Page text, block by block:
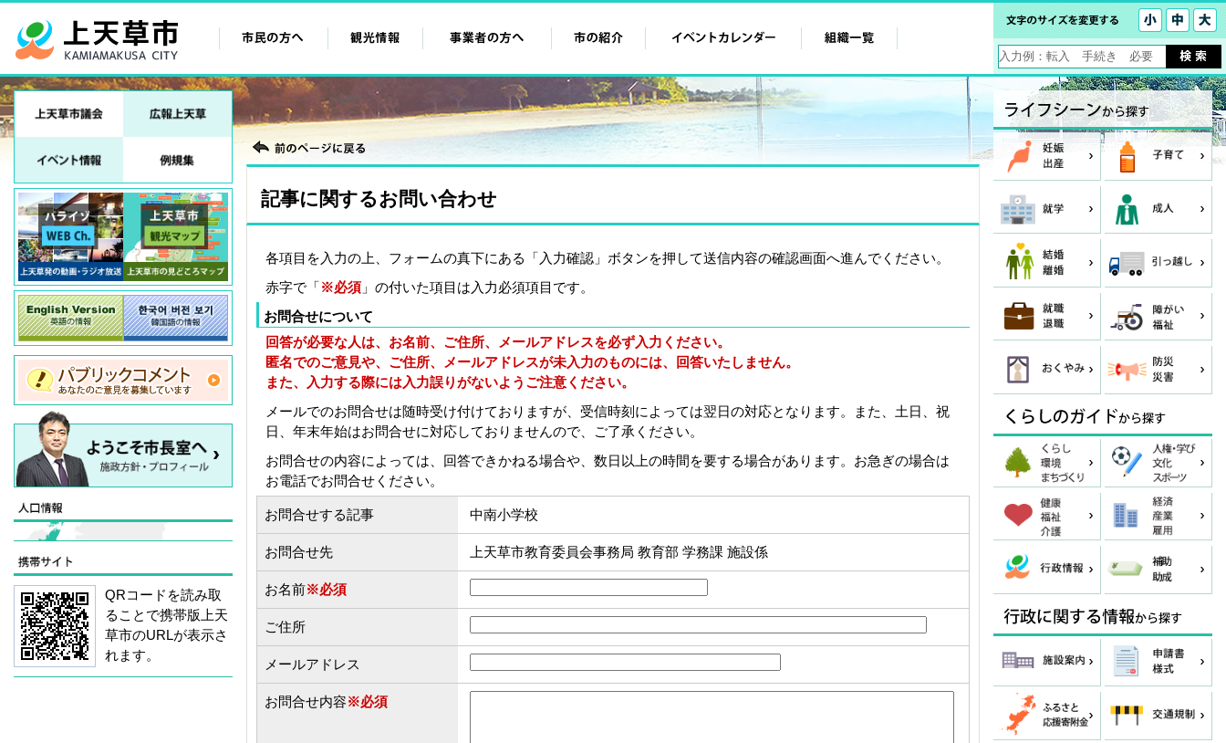
記事に関するお問い合わせ
各項目を入力の上、フォームの真下にある「入力確認」ボタンを押して送信内容の確認画面へ進んでください。
赤字で「※必須 」の付いた項目は入力必須項目です。
お問合せについて
回答が必要な人は、お名前、ご住所、メールアドレスを必ず入力ください。
匿名でのご意見や、ご住所、メールアドレスが未入力のものには、回答いたしません。
また、入力する際には入力誤りがないようご注意ください。
メールでのお問合せは随時受け付けておりますが、受信時刻によっては翌日の対応となります。また、土日、祝
日、年末年始はお問合せに対応しておりませんので、ご了承ください。
お問合せの内容によっては、回答できかねる場合や、数日以上の時間を要する場合があります。お急ぎの場合は
お電話でお問合せください。
お問合せする記事 中南小学校
お問合せ先 上天草市教育委員会事務局 教育部 学務課 施設係
お名前※必須
ご住所
メールアドレス
お問合せ内容※必須
QRコードを読み取
ることで携帯版上天
草市のURLが表示さ
れます。